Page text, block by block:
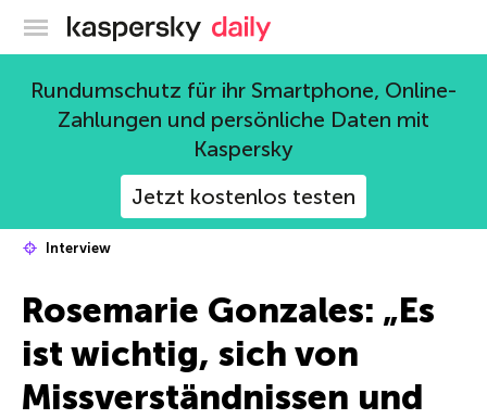
Offizieller Blog von Kaspersky
Rundumschutz für ihr Smartphone, Online-
Zahlungen und persönliche Daten mit
Kaspersky
Jetzt kostenlos testen
Interview
Rosemarie Gonzales: „Es
ist wichtig, sich von
Missverständnissen und